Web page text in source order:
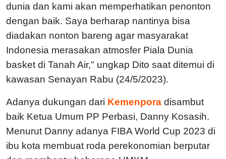
dunia dan kami akan memperhatikan penonton
dengan baik. Saya berharap nantinya bisa
diadakan nonton bareng agar masyarakat
Indonesia merasakan atmosfer Piala Dunia
basket di Tanah Air," ungkap Dito saat ditemui di
kawasan Senayan Rabu (24/5/2023).
Adanya dukungan dari Kemenpora disambut
baik Ketua Umum PP Perbasi, Danny Kosasih.
Menurut Danny adanya FIBA World Cup 2023 di
ibu kota membuat roda perekonomian berputar